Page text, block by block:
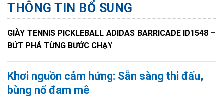
THÔNG TIN BỔ SUNG
GIÀY TENNIS PICKLEBALL ADIDAS BARRICADE ID1548 –
BỨT PHÁ TỪNG BƯỚC CHẠY
Khơi nguồn cảm hứng: Sẵn sàng thi đấu,
bùng nổ đam mê